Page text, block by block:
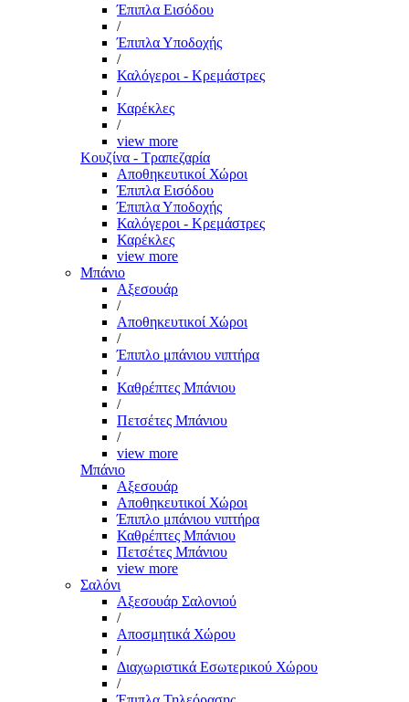
Έπιπλα Εισόδου
/
Έπιπλα Υποδοχής
/
Καλόγεροι - Κρεμάστρες
/
Καρέκλες
/
view more
Κουζίνα - Τραπεζαρία
Αποθηκευτικοί Χώροι
Έπιπλα Εισόδου
Έπιπλα Υποδοχής
Καλόγεροι - Κρεμάστρες
Καρέκλες
view more
Μπάνιο
Αξεσουάρ
/
Αποθηκευτικοί Χώροι
/
Έπιπλο μπάνιου νιπτήρα
/
Καθρέπτες Μπάνιου
/
Πετσέτες Μπάνιου
/
view more
Μπάνιο
Αξεσουάρ
Αποθηκευτικοί Χώροι
Έπιπλο μπάνιου νιπτήρα
Καθρέπτες Μπάνιου
Πετσέτες Μπάνιου
view more
Σαλόνι
Αξεσουάρ Σαλονιού
/
Αποσμητικά Χώρου
/
Διαχωριστικά Εσωτερικού Χώρου
/